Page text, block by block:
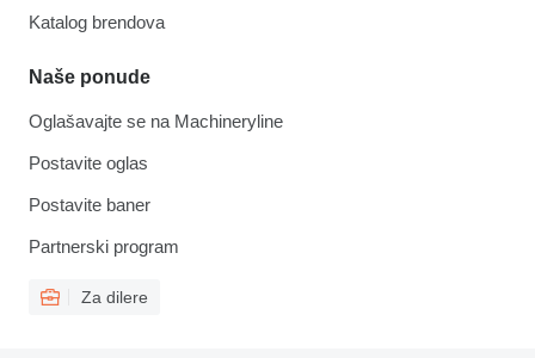
Katalog brendova
Naše ponude
Oglašavajte se na Machineryline
Postavite oglas
Postavite baner
Partnerski program
Za dilere